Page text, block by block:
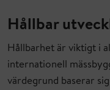
Hållbar
Hållbarhet är viktigt i
internationell
värdegrund baserar